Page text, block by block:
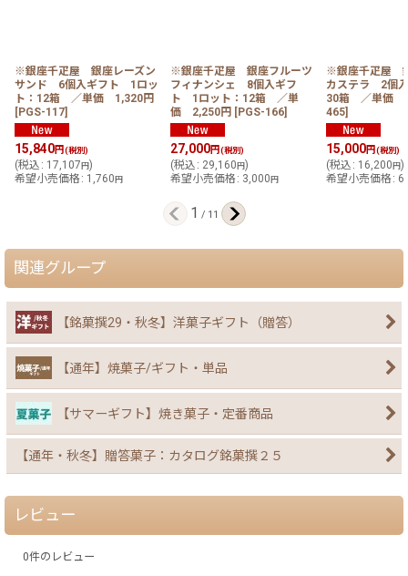
※銀座千疋屋 銀座レーズン
サンド 6個入ギフト 1ロッ
ト：12箱 ／単価 1,320円
[PGS-117]
15,840円(税別)
(税込 : 17,107円)
希望小売価格 : 1,760円
※銀座千疋屋 銀座フルーツ
フィナンシェ 8個入ギフ
ト 1ロット：12箱 ／単
価 2,250円 [PGS-166]
27,000円(税別)
(税込 : 29,160円)
希望小売価格 : 3,000円
※銀座千疋屋
カステラ 2個
30箱 ／単価
465]
15,000円(税別)
(税込 : 16,200円)
希望小売価格 :
1 / 11
関連グループ
【銘菓撰29・秋冬】洋菓子ギフト（贈答）
【通年】焼菓子/ギフト・単品
【サマーギフト】焼き菓子・定番商品
【通年・秋冬】贈答菓子：カタログ銘菓撰２５
レビュー
0件のレビュー